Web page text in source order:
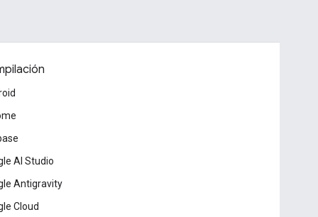
AI Studio
Antigravity
Cloud